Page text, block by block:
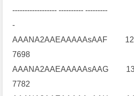
------------------ ---------- ---------
AAANA2AAEAAAAAsAAF
AAANA2AAEAAAAAsAAG